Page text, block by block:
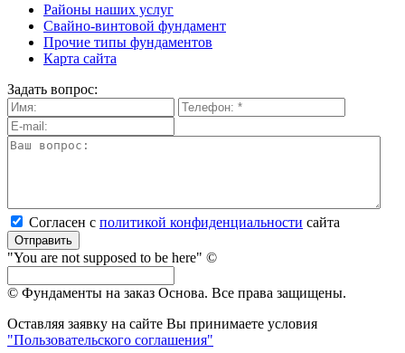
Районы наших услуг
Свайно-винтовой фундамент
Прочие типы фундаментов
Карта сайта
Задать вопрос:
Согласен с политикой кон­фи­ден­ци­аль­нос­ти сайта
Отправить
"You are not supposed to be here" ©
© Фундаменты на заказ Основа. Все права защищены.
Оставляя заявку на сайте Вы принимаете условия
"Пользовательского соглашения"